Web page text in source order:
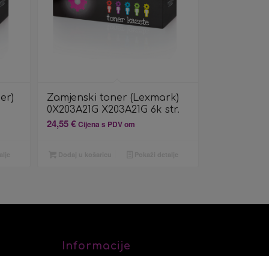
Zamjenski toner (Lexmark)
0X203A21G X203A21G 6k str.
24,55€ Cijena s PDV om
Informacije